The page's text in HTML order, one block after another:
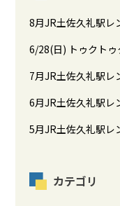
8月JR土佐久礼駅レ
6/28(日) トゥクト
7月JR土佐久礼駅レ
6月JR土佐久礼駅レ
5月JR土佐久礼駅レ
カテゴリ